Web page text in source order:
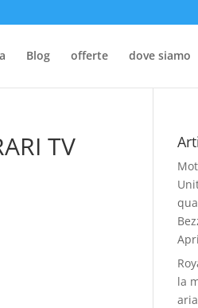
Blog offerte dove siamo
TV
la